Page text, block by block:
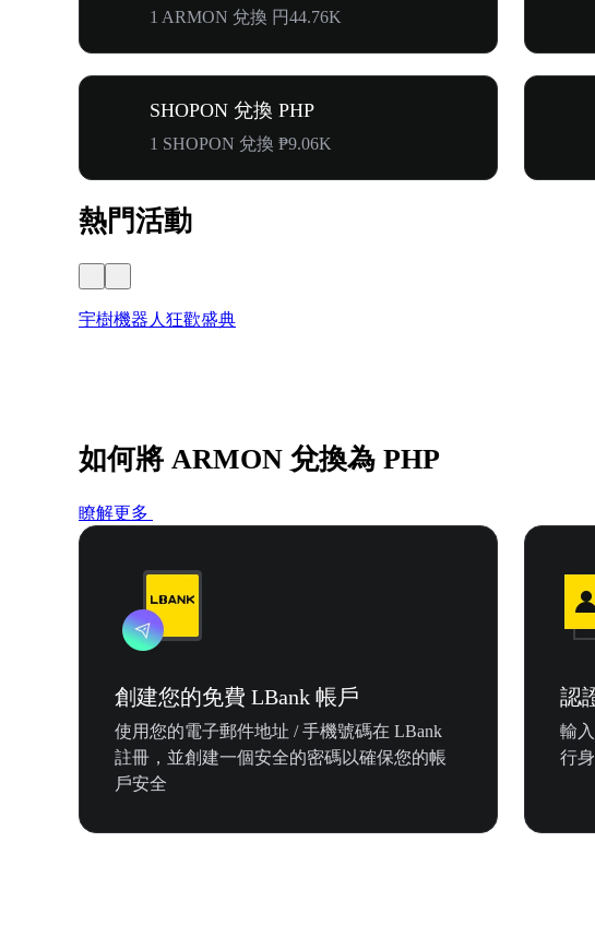
1 ARMON 兌換 円44.76K
SHOPON 兌換 PHP
1 SHOPON 兌換 ₱9.06K
熱門活動
宇樹機器人狂歡盛典
如何將 ARMON 兌換為 PHP
瞭解更多
創建您的免費 LBank 帳戶
使用您的電子郵件地址 / 手機號碼在 LBank
註冊，並創建一個安全的密碼以確保您的帳
戶安全
認
輸
行